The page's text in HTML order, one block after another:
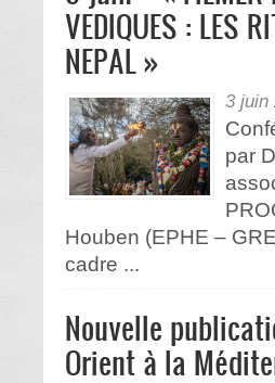
VEDIQUES : LES
NEPAL »
3 juin
par
Houben (EPHE –
cadre ...
Nouvelle
Orient à la